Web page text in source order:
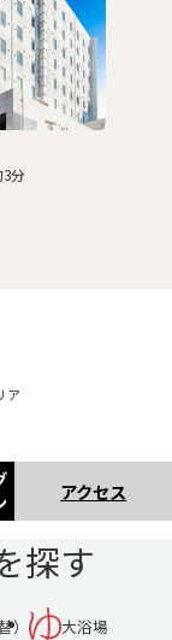
分
ア
アクセス
探す
大浴場